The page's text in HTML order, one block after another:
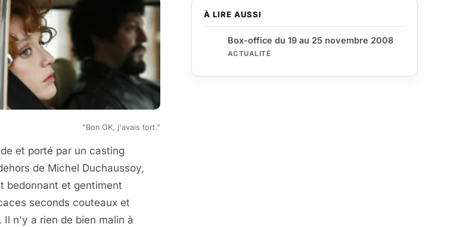
"Bon OK, j'avais tort."
et porté par un casting
de Michel Duchaussoy,
bedonnant et gentiment
seconds couteaux et
Il n'y a rien de bien malin à
À LIRE AUSSI
Box-office du 19 au 25 novembre 2008
ACTUALITÉ